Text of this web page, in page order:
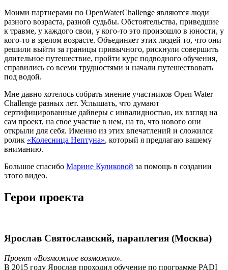
Моими партнерами по OpenWaterChallenge являются люди
разного возраста, разной судьбы. Обстоятельства, приведшие
к травме, у каждого свои, у кого-то это произошло в юности, у
кого-то в зрелом возрасте. Объединяет этих людей то, что они
решили выйти за границы привычного, рискнули совершить
длительное путешествие, пройти курс подводного обучения,
справились со всеми трудностями и начали путешествовать
под водой.
Мне давно хотелось собрать мнение участников Open Water
Challenge разных лет. Услышать, что думают
сертифицированные дайверы с инвалидностью, их взгляд на
сам проект, на свое участие в нем, на то, что нового они
открыли для себя. Именно из этих впечатлений и сложился
ролик «Колесница Нептуна», который я предлагаю вашему
вниманию.
Большое спасибо Марине Куликовой за помощь в создании
этого видео.
Герои проекта
Ярослав Святославский, параплегия (Москва)
Проект «Возможное возможно».
В 2015 году Ярослав проходил обучение по программе PADI